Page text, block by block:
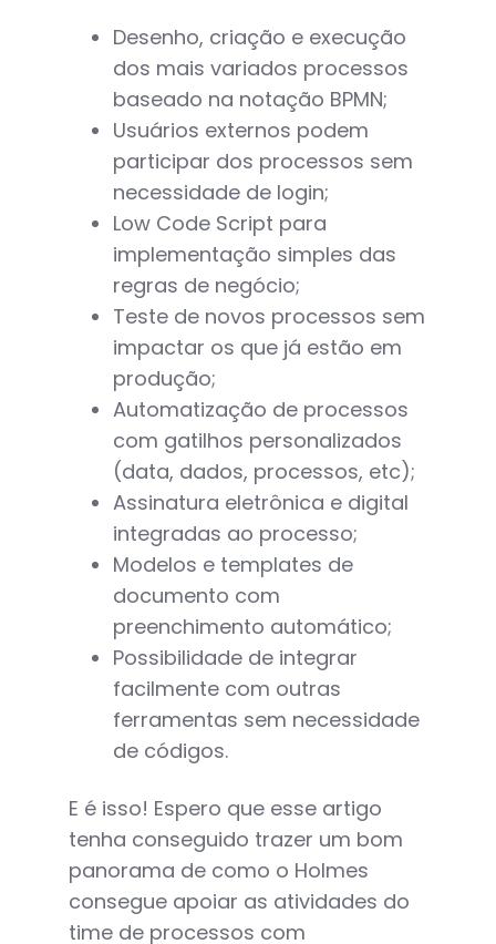
Desenho, criação e execução
dos mais variados processos
baseado na notação BPMN;
Usuários externos podem
participar dos processos sem
necessidade de login;
Low Code Script para
implementação simples das
regras de negócio;
Teste de novos processos sem
impactar os que já estão em
produção;
Automatização de processos
com gatilhos personalizados
(data, dados, processos, etc);
Assinatura eletrônica e digital
integradas ao processo;
Modelos e templates de
documento com
preenchimento automático;
Possibilidade de integrar
facilmente com outras
ferramentas sem necessidade
de códigos.
E é isso! Espero que esse artigo
tenha conseguido trazer um bom
panorama de como o Holmes
consegue apoiar as atividades do
time de processos com